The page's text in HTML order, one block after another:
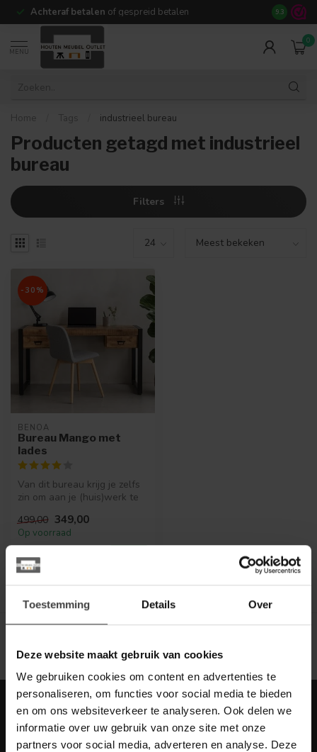
Toestemming Details Over
Deze website maakt gebruik van cookies
We gebruiken cookies om content en advertenties te
personaliseren, om functies voor social media te bieden
en om ons websiteverkeer te analyseren. Ook delen we
informatie over uw gebruik van onze site met onze
partners voor social media, adverteren en analyse. Deze
Achteraf betalen of gespreid betalen 14 dagen
9.3
MENU
0
Home Tags industrieel bureau
Producten getagd met industrieel
bureau
Filters
-30%
BENOA
Bureau Mango met
lades
Van dit bureau krijg je zelfs
zin om aan je (huis)werk te
499,00 349,00
Op voorraad
Toon 1-1van 1
Meld je aan voor onze nieuwbrief met
scherpe acties
Blijf op de hoogte van onze actuele aanbiedingen